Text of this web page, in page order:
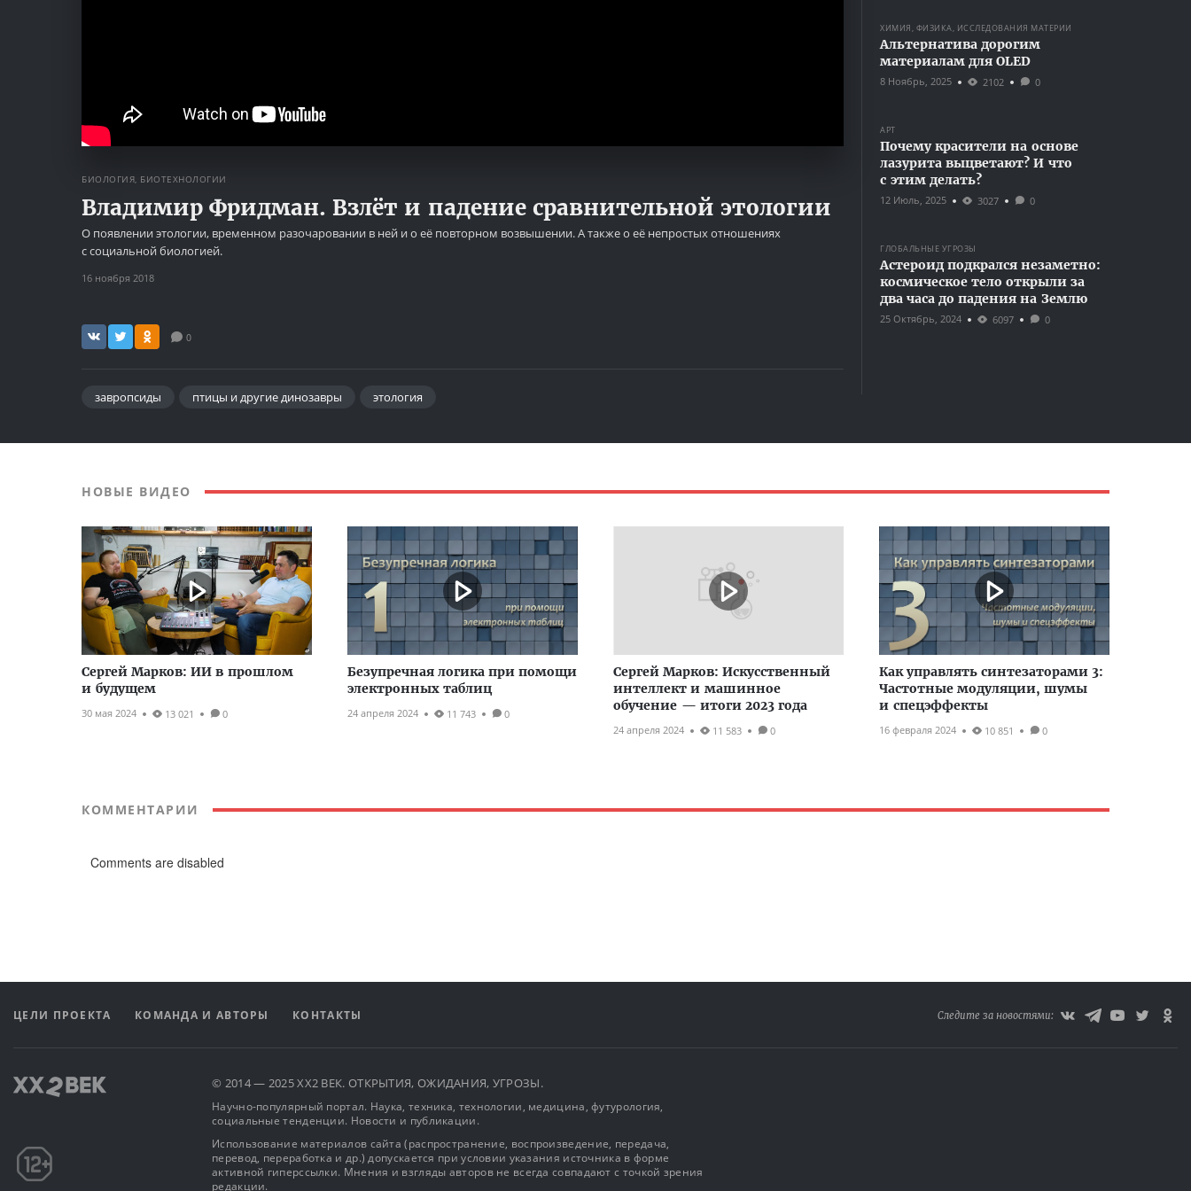
БИОЛОГИЯ, БИОТЕХНОЛОГИИ
Владимир Фридман. Взлёт и падение сравнительной этологии
О появлении этологии, временном разочаровании в ней и о её повторном возвышении. А также о её непростых отношениях
с социальной биологией.
16 ноября 2018
0
завропсиды птицы и другие динозавры этология
ХИМИЯ, ФИЗИКА, ИССЛЕДОВАНИЯ МАТЕРИИ
Альтернатива дорогим
материалам для OLED
8 Ноябрь, 2025 2102 0
АРТ
Почему красители на основе
лазурита выцветают? И что
с этим делать?
12 Июль, 2025 3027 0
ГЛОБАЛЬНЫЕ УГРОЗЫ
Астероид подкрался незаметно:
космическое тело открыли за
два часа до падения на Землю
25 Октябрь, 2024 6097 0
НОВЫЕ ВИДЕО
Сергей Марков: ИИ в прошлом
и будущем
30 мая 2024 13 021 0
Безупречная логика при помощи
электронных таблиц
24 апреля 2024 11 743 0
Сергей Марков: Искусственный
интеллект и машинное
обучение — итоги 2023 года
24 апреля 2024 11 583 0
Как управлять синтезаторами 3:
Частотные модуляции, шумы
и спецэффекты
16 февраля 2024 10 851 0
КОММЕНТАРИИ
Comments are disabled
ЦЕЛИ ПРОЕКТА КОМАНДА И АВТОРЫ КОНТАКТЫ Следите за новостями:
© 2014 — 2025 XX2 ВЕК. ОТКРЫТИЯ, ОЖИДАНИЯ, УГРОЗЫ.
Научно-популярный портал. Наука, техника, технологии, медицина, футурология,
социальные тенденции. Новости и публикации.
Использование материалов сайта (распространение, воспроизведение, передача,
перевод, переработка и др.) допускается при условии указания источника в форме
активной гиперссылки. Мнения и взгляды авторов не всегда совпадают с точкой зрения
редакции.